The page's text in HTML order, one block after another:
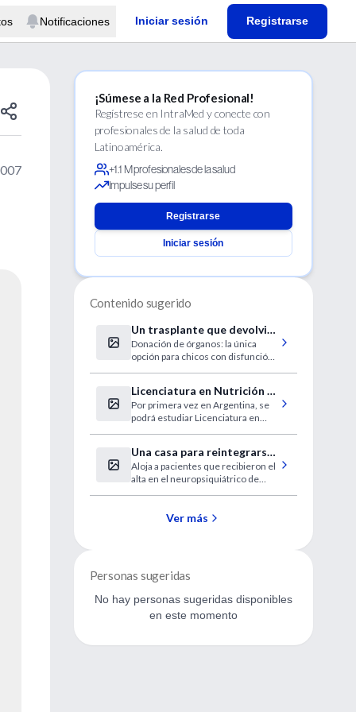
Notificaciones Iniciar sesión Registrarse
¡Súmese a la Red Profesional!
Regístrese en IntraMed y conecte con
profesionales de la salud de toda
Latinoamérica.
+1.1 M profesionales de la salud
Impulse su perfil
Registrarse
Iniciar sesión
Contenido sugerido
Un trasplante que devolvió
la esperanza
Donación de órganos: la única
opción para chicos con disfunción
Licenciatura en Nutrición a
distancia
Por primera vez en Argentina, se
podrá estudiar Licenciatura en
2008.
Una casa para reintegrarse
a la vida
Aloja a pacientes que recibieron el
alta en el neuropsiquiátrico de
Ver más
Personas sugeridas
No hay personas sugeridas disponibles
en este momento